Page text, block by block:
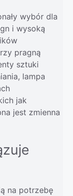
wybór dla
i wysoką
pragną
sztuki
lampa
jak
jest zmienna
na potrzebę